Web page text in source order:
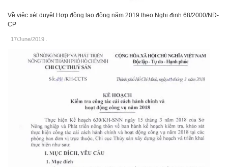
Về việc xét duyệt Hợp đồng lao động năm 2019 theo Nghị định 68/2000/NĐ-
CP
17/June/2019